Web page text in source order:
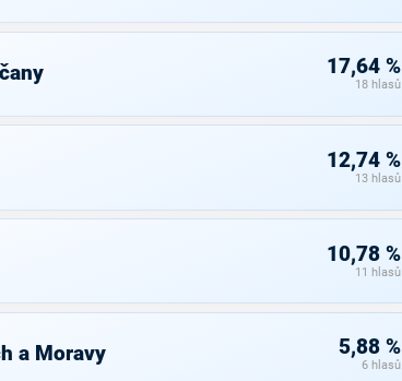
17,64 %
18 hlasů
12,74 %
13 hlasů
10,78 %
11 hlasů
a Moravy 5,88 %
6 hlasů